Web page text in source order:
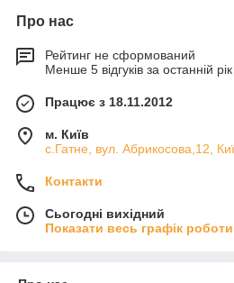
Про нас
Рейтинг не сформований
Менше 5 відгуків за останній рік
Працює з 18.11.2012
м. Київ
с.Гатне, вул. Абрикосова,12,
Контакти
Сьогодні вихідний
Показати весь графік роботи